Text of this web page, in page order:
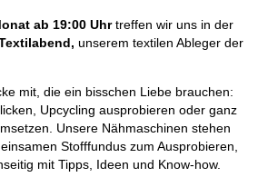
ab 19:00 Uhrtreffen wir uns in der
unserem textilen Ableger der
mit, die ein bisschen Liebe brauchen:
Upcycling ausprobieren oder ganz
Unsere Nähmaschinen stehen
Stofffundus zum Ausprobieren,
mit Tipps, Ideen und Know-how.